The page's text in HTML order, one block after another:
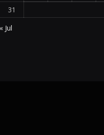
31
« Jul